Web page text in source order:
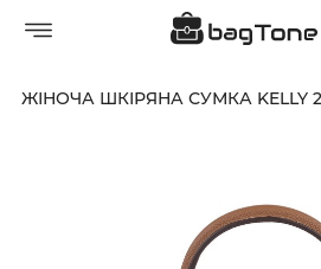
ЖІНОЧА ШКІРЯНА СУМКА KELLY